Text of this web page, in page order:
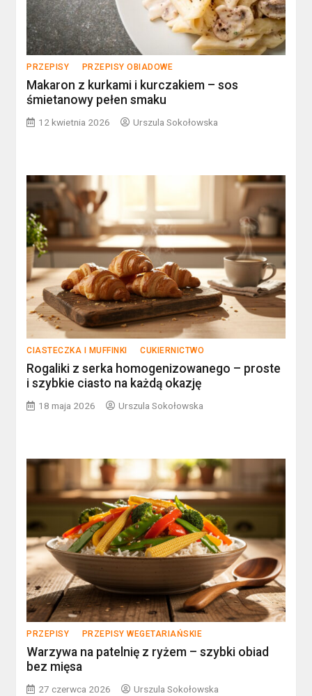
PRZEPISY PRZEPISY OBIADOWE
Makaron z kurkami i kurczakiem – sos
śmietanowy pełen smaku
12 kwietnia 2026 Urszula Sokołowska
CIASTECZKA I MUFFINKI CUKIERNICTWO
Rogaliki z serka homogenizowanego – proste
i szybkie ciasto na każdą okazję
18 maja 2026 Urszula Sokołowska
PRZEPISY PRZEPISY WEGETARIAŃSKIE
Warzywa na patelnię z ryżem – szybki obiad
bez mięsa
27 czerwca 2026 Urszula Sokołowska